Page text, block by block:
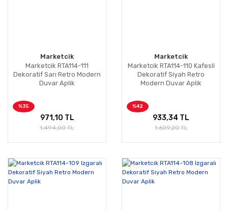
Marketcik
Marketcik RTA114-111
Dekoratif Sarı Retro Modern
Duvar Aplik
%35
971,10 TL
1.494,00 TL
Marketcik
Marketcik RTA114-110 Kafesli
Dekoratif Siyah Retro
Modern Duvar Aplik
%42
933,34 TL
1.609,20 TL